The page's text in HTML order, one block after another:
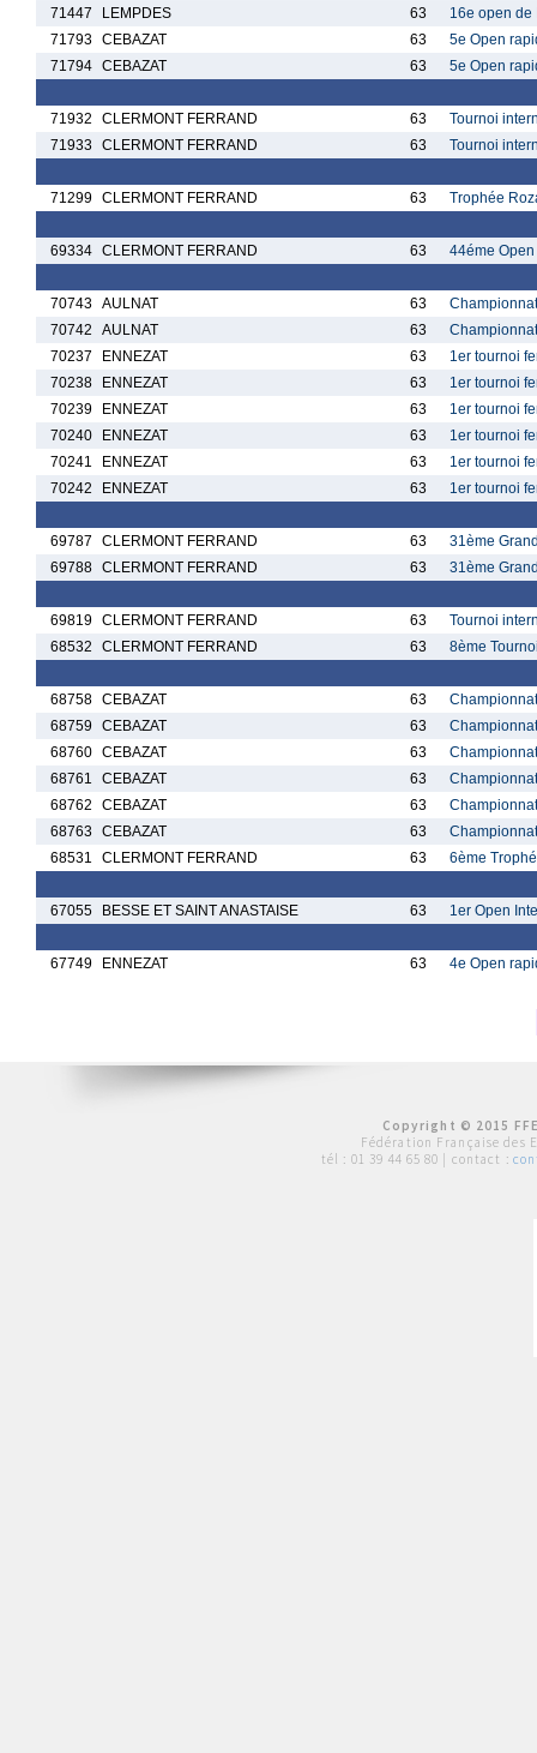
71447
LEMPDES 63
16e open de
71793 CEBAZAT 63
5e Open
71794 CEBAZAT 63 5e Open
71932 CLERMONT FERRAND 63
Tournoi
71933
CLERMONT FERRAND 63 Tournoi
71299 CLERMONT FERRAND 63 Trophée
69334 CLERMONT FERRAND 63 44éme
70743 AULNAT 63
70742
AULNAT 63
70237
ENNEZAT 63
1er tournoi
70238
ENNEZAT 63
1er tournoi
70239
ENNEZAT 63
1er tournoi
70240
ENNEZAT 63
1er tournoi
70241
ENNEZAT 63
1er tournoi
70242
ENNEZAT 63 1er tournoi
69787 CLERMONT FERRAND 63
31ème
69788 CLERMONT FERRAND 63 31ème
69819 CLERMONT FERRAND 63
Tournoi
68532
CLERMONT FERRAND 63 8ème
68758 CEBAZAT 63
68759
CEBAZAT 63
68760 CEBAZAT 63
68761
CEBAZAT 63
68762
CEBAZAT 63
68763
CEBAZAT 63
68531
CLERMONT FERRAND 63 6ème
67055 BESSE ET SAINT ANASTAISE 63 1er Open
67749 ENNEZAT 63 4e Open
Copyright © 2015
Fédération Française des
tél : 01 39 44 65 80 | contact :